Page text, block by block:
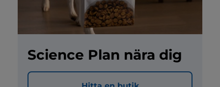
Science Plan nära dig